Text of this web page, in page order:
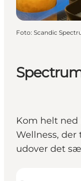
Kom helt ned
Wellness, der
udover det
Foto: Scandic